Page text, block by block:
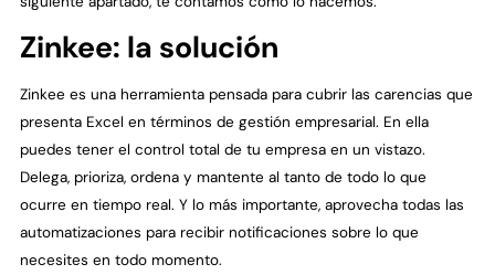
Zinkee: la solución
Zinkee es una herramienta pensada para cubrir las carencias que
presenta Excel en términos de gestión empresarial. En ella
puedes tener el control total de tu empresa en un vistazo.
Delega, prioriza, ordena y mantente al tanto de todo lo que
ocurre en tiempo real. Y lo más importante, aprovecha todas las
automatizaciones para recibir notificaciones sobre lo que
necesites en todo momento.